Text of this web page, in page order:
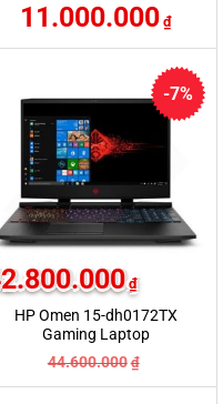
SSD 256GB | Silver)
11.000.000 ₫
-7%
HP Omen 15-dh0172TX
Gaming Laptop
44.600.000 ₫
₫